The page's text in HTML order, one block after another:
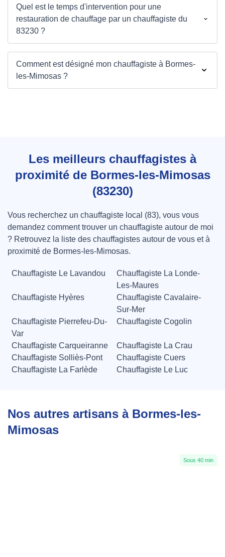
Quel est le temps d'intervention pour une
restauration de chauffage par un chauffagiste du
83230 ?
Comment est désigné mon chauffagiste à Bormes-
les-Mimosas ?
Les meilleurs chauffagistes à
proximité de Bormes-les-Mimosas
(83230)
Vous recherchez un chauffagiste local (83), vous vous
demandez comment trouver un chauffagiste autour de moi
? Retrouvez la liste des chauffagistes autour de vous et à
proximité de Bormes-les-Mimosas.
Chauffagiste Le Lavandou
Chauffagiste La Londe-
Les-Maures
Chauffagiste Hyères
Chauffagiste Cavalaire-
Sur-Mer
Chauffagiste Pierrefeu-Du-
Var
Chauffagiste Cogolin
Chauffagiste Carqueiranne
Chauffagiste La Crau
Chauffagiste Solliès-Pont
Chauffagiste Cuers
Chauffagiste La Farlède
Chauffagiste Le Luc
Nos autres artisans à Bormes-les-
Mimosas
Sous 40 min